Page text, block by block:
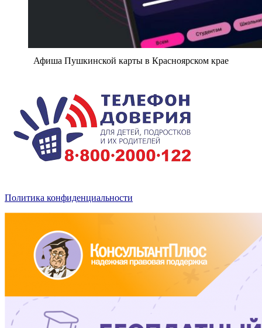
Афиша Пушкинской карты в Красноярском крае
Политика конфиденциальности